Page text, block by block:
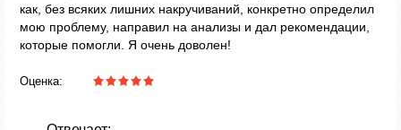
как, без всяких лишних накручиваний, конкретно определил
мою проблему, направил на анализы и дал рекомендации,
которые помогли. Я очень доволен!
Оценка: